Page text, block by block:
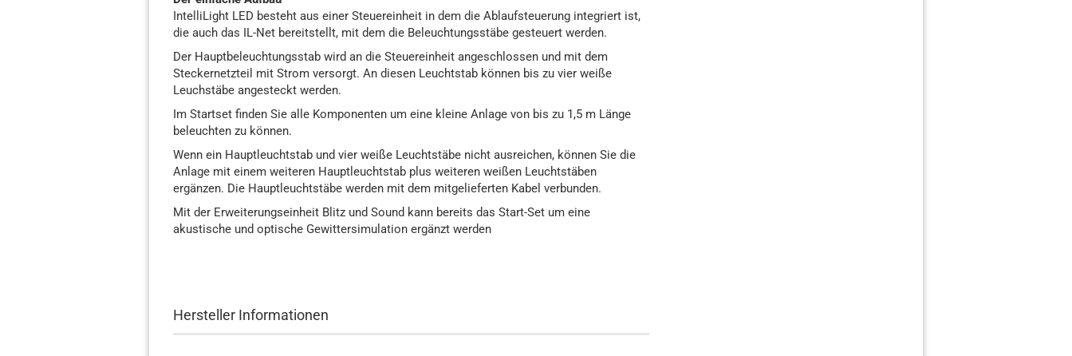
IntelliLight LED besteht aus einer Steuereinheit in dem die Ablaufsteuerung integriert ist,
die auch das IL-Net bereitstellt, mit dem die Beleuchtungsstäbe gesteuert werden.
Der Hauptbeleuchtungsstab wird an die Steuereinheit angeschlossen und mit dem
Steckernetzteil mit Strom versorgt. An diesen Leuchtstab können bis zu vier weiße
Leuchstäbe angesteckt werden.
Im Startset finden Sie alle Komponenten um eine kleine Anlage von bis zu 1,5 m Länge
beleuchten zu können.
Wenn ein Hauptleuchtstab und vier weiße Leuchtstäbe nicht ausreichen, können Sie die
Anlage mit einem weiteren Hauptleuchtstab plus weiteren weißen Leuchtstäben
ergänzen. Die Hauptleuchtstäbe werden mit dem mitgelieferten Kabel verbunden.
Mit der Erweiterungseinheit Blitz und Sound kann bereits das Start-Set um eine
akustische und optische Gewittersimulation ergänzt werden
Hersteller Informationen